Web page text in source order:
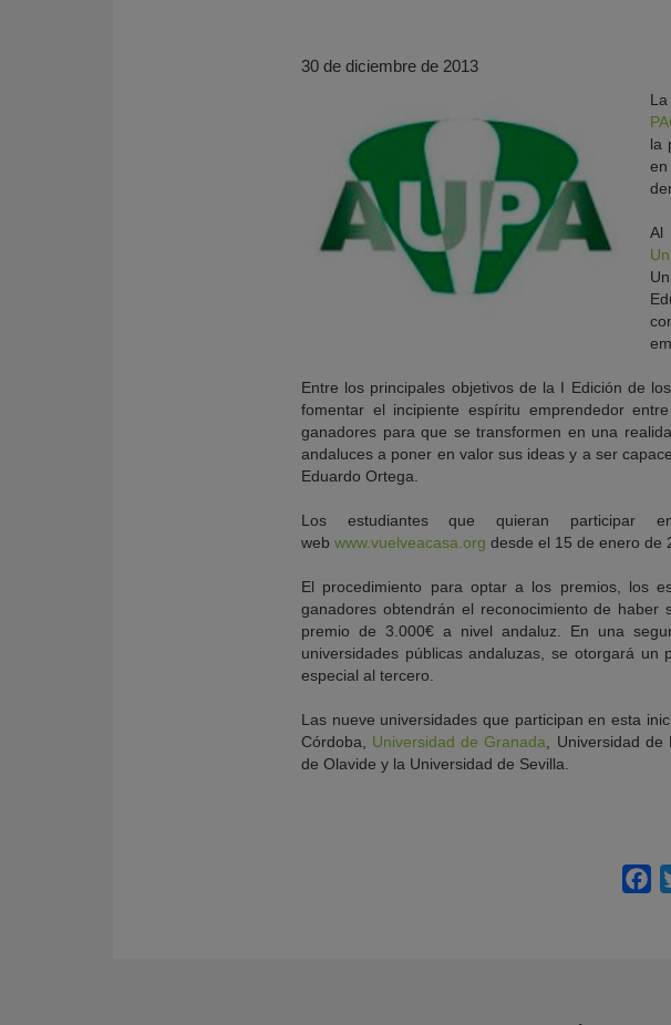
30 de diciembre de 2013
la
en
Al
Entre los principales objetivos de la I Edición de
fomentar el incipiente espíritu emprendedor
ganadores para que se transformen en una
andaluces a poner en valor sus ideas y a ser
Eduardo Ortega.
Los estudiantes que quieran
web www.vuelveacasa.org desde el 15 de enero de
El procedimiento para optar a los premios, los
ganadores obtendrán el reconocimiento de
premio de 3.000€ a nivel andaluz. En una
universidades públicas andaluzas, se otorgará
especial al tercero.
Las nueve universidades que participan en esta
Córdoba, Universidad de Granada , Universidad
de Olavide y la Universidad de Sevilla.